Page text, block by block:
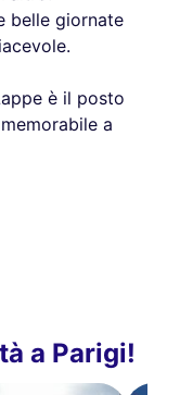
belle giornate
è il posto
a
a Parigi!